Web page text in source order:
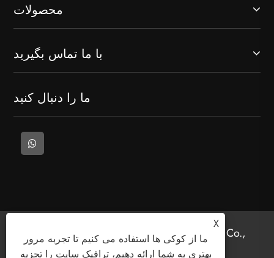
محصولات
با ما تماس بگیرید
ما را دنبال کنید
X
ما از کوکی ها استفاده می کنیم تا تجربه مرور
بهتری به شما ارائه دهیم، ترافیک سایت را تجزیه